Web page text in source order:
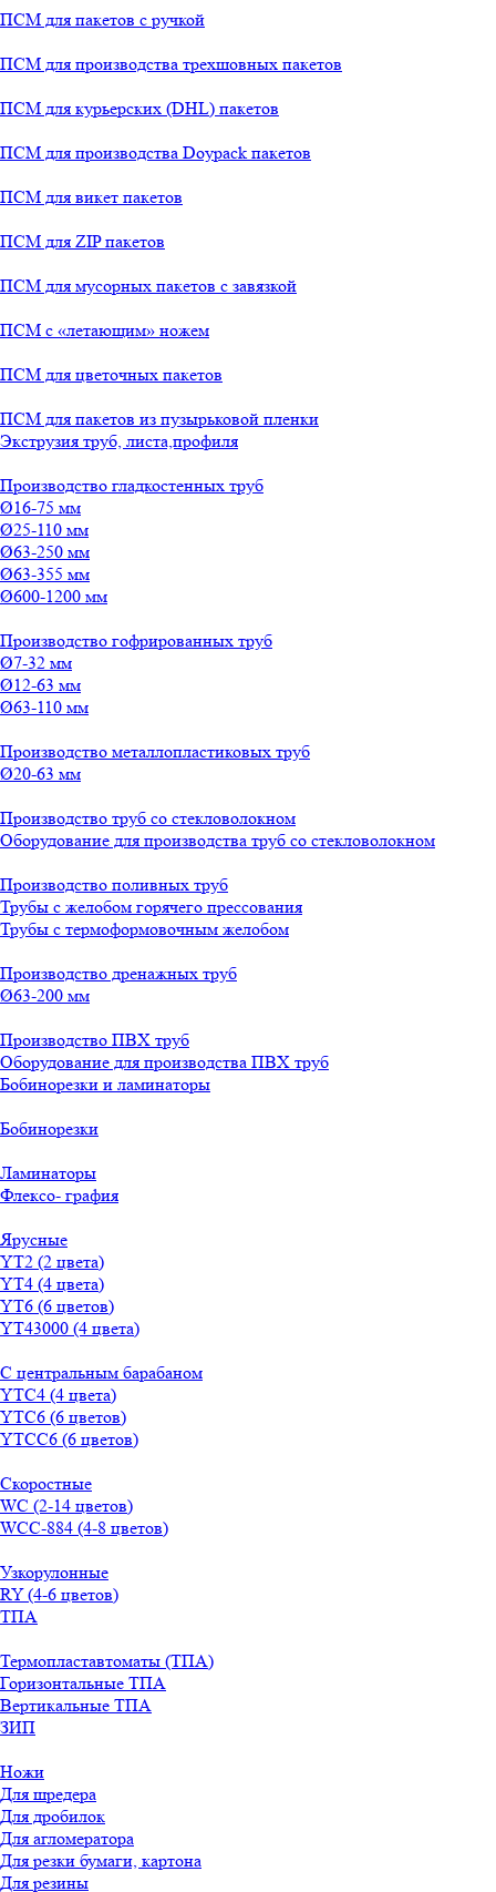
ПСМ для пакетов с ручкой
ПСМ для производства трехшовных пакетов
ПСМ для курьерских (DHL) пакетов
ПСМ для производства Doypack пакетов
ПСМ для викет пакетов
ПСМ для ZIP пакетов
ПСМ для мусорных пакетов с завязкой
ПСМ с «летающим» ножем
ПСМ для цветочных пакетов
ПСМ для пакетов из пузырьковой пленки
Экструзия труб, листа,профиля
Производство гладкостенных труб
Ø16-75 мм
Ø25-110 мм
Ø63-250 мм
Ø63-355 мм
Ø600-1200 мм
Производство гофрированных труб
Ø7-32 мм
Ø12-63 мм
Ø63-110 мм
Производство металлопластиковых труб
Ø20-63 мм
Производство труб со стекловолокном
Оборудование для производства труб со стекловолокном
Производство поливных труб
Трубы с желобом горячего прессования
Трубы с термоформовочным желобом
Производство дренажных труб
Ø63-200 мм
Производство ПВХ труб
Оборудование для производства ПВХ труб
Бобинорезки и ламинаторы
Бобинорезки
Ламинаторы
Флексо- графия
Ярусные
YT2 (2 цвета)
YT4 (4 цвета)
YT6 (6 цветов)
YT43000 (4 цвета)
С центральным барабаном
YТС4 (4 цвета)
YТС6 (6 цветов)
YТСC6 (6 цветов)
Скоростные
WС (2-14 цветов)
WСС-884 (4-8 цветов)
Узкорулонные
RY (4-6 цветов)
ТПА
Термопластавтоматы (ТПА)
Горизонтальные ТПА
Вертикальные ТПА
ЗИП
Ножи
Для шредера
Для дробилок
Для агломератора
Для резки бумаги, картона
Для резины